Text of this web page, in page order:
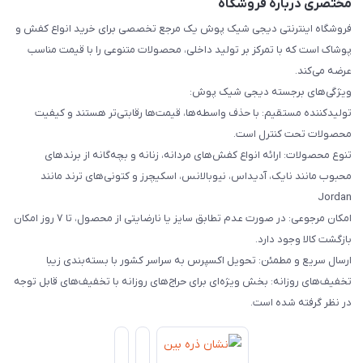
مختصری درباره فروشگاه
فروشگاه اینترنتی دیجی شیک پوش یک مرجع تخصصی برای خرید انواع کفش و
پوشاک است که با تمرکز بر تولید داخلی، محصولات متنوعی را با قیمت مناسب
عرضه می‌کند.
ویژگی‌های برجسته دیجی شیک پوش:
تولیدکننده مستقیم: با حذف واسطه‌ها، قیمت‌ها رقابتی‌تر هستند و کیفیت
محصولات تحت کنترل است.
تنوع محصولات: ارائه انواع کفش‌های مردانه، زنانه و بچه‌گانه از برندهای
محبوب مانند نایک، آدیداس، نیوبالانس، اسکیچرز و کتونی‌های ترند مانند
Jordan
امکان مرجوعی: در صورت عدم تطابق سایز یا نارضایتی از محصول، تا ۷ روز امکان
بازگشت کالا وجود دارد.
ارسال سریع و مطمئن: تحویل اکسپرس به سراسر کشور با بسته‌بندی زیبا
تخفیف‌های روزانه: بخش ویژه‌ای برای حراج‌های روزانه با تخفیف‌های قابل توجه
در نظر گرفته شده است.